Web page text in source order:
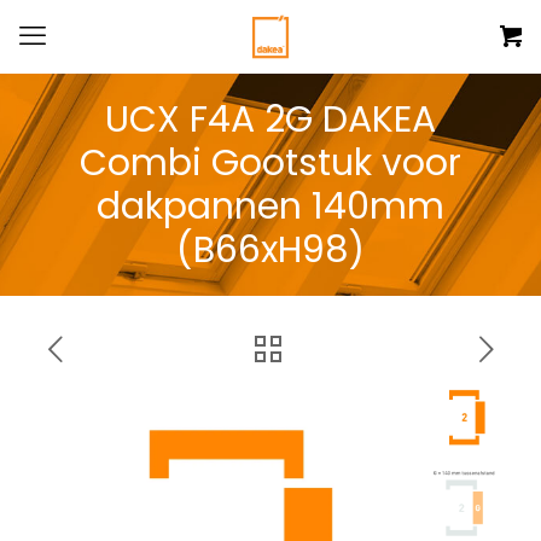
UCX F4A 2G DAKEA
Combi Gootstuk voor
dakpannen 140mm
(B66xH98)